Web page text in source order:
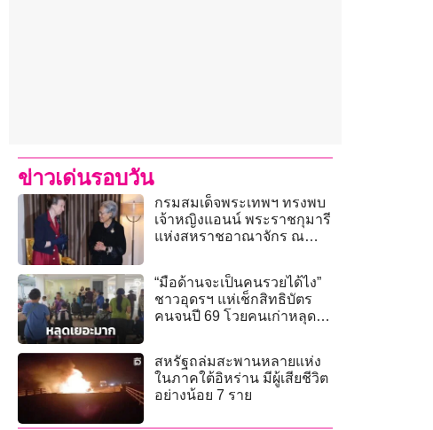
ข่าวเด่นรอบวัน
กรมสมเด็จพระเทพฯ ทรงพบ
เจ้าหญิงแอนน์ พระราชกุมารี
แห่งสหราชอาณาจักร ณ
“มือด้านจะเป็นคนรวยได้ไง”
ชาวอุดรฯ แห่เช็กสิทธิบัตร
คนจนปี 69 โวยคนเก่าหลุด
สหรัฐถล่มสะพานหลายแห่ง
ในภาคใต้อิหร่าน มีผู้เสียชีวิต
อย่างน้อย 7 ราย